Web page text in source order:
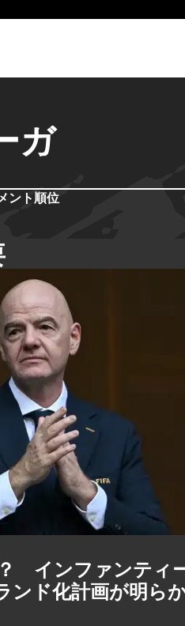
ガ
ント順位
インファンティ
ンド化計画が明ら